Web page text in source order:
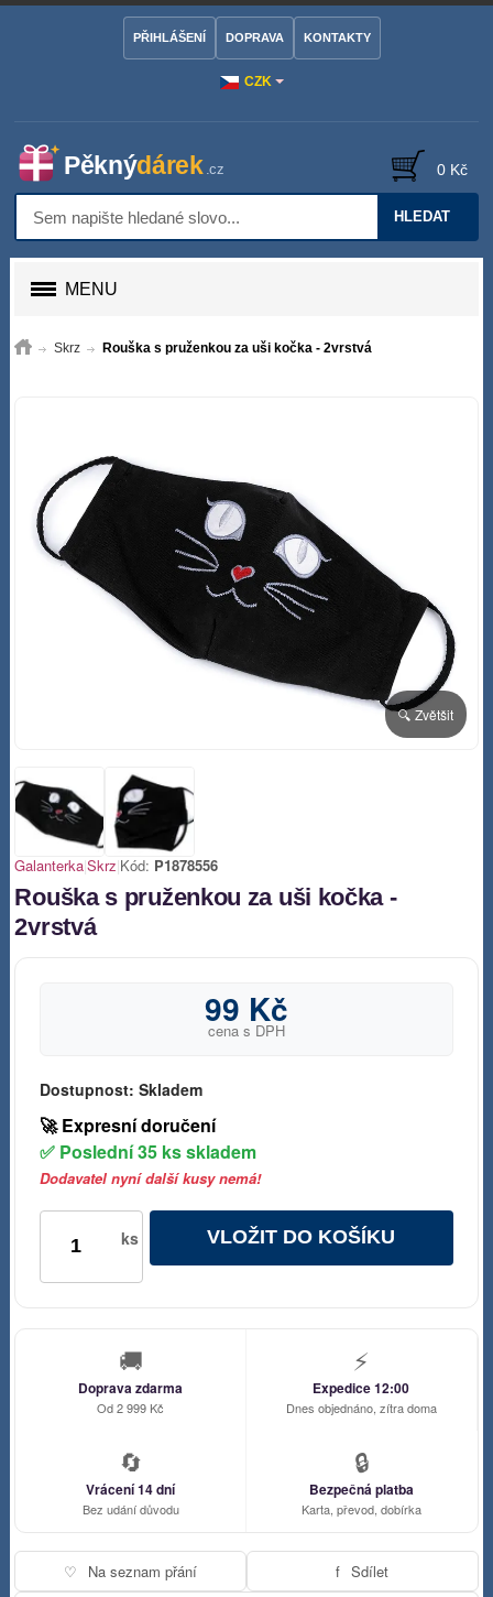
CZK
PŘIHLÁŠENÍ DOPRAVA KONTAKTY
HLEDAT
0 Kč
MENU
Skrz Rouška s pruženkou za uši kočka - 2vrstvá
🔍 Zvětšit
Galanterka|Skrz|Kód: P1878556
Rouška s pruženkou za uši kočka -
2vrstvá
99 Kč
cena s DPH
Dostupnost: Skladem
🚀 Expresní doručení
✅ Poslední 35 ks skladem
Dodavatel nyní další kusy nemá!
ks VLOŽIT DO KOŠÍKU
🚚
Doprava zdarma
Od 2 999 Kč
⚡
Expedice 12:00
Dnes objednáno, zítra doma
🔄
Vrácení 14 dní
Bez udání důvodu
🔒
Bezpečná platba
Karta, převod, dobírka
♡ Na seznam přání f Sdílet